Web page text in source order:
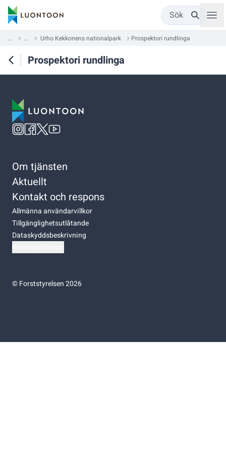
Sök
... ... Urho Kekkonens nationalpark Prospektori rundlinga
Prospektori rundlinga
Om tjänsten
Aktuellt
Kontakt och respons
Allmänna användarvillkor
Tillgänglighetsutlåtande
Dataskyddsbeskrivning
©Forststyrelsen 2026